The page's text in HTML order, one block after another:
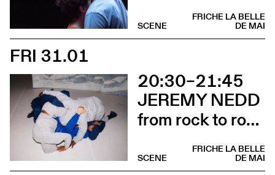
FRICHE LA BELLE
DE MAI
SCENE
FRI 31.01
20:30–21:45
JEREMY NEDD
from rock to rock … aka how magnolia was taken for granite
FRICHE LA BELLE
DE MAI
SCENE